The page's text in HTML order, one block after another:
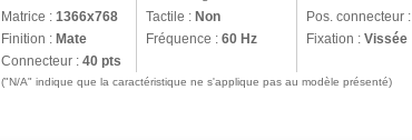
Matrice : 1366x768 Tactile : Non Pos. connecteur :
Finition : Mate Fréquence : 60 Hz Fixation : Vissée
Connecteur : 40 pts
("N/A" indique que la caractéristique ne s'applique pas au modèle présenté)